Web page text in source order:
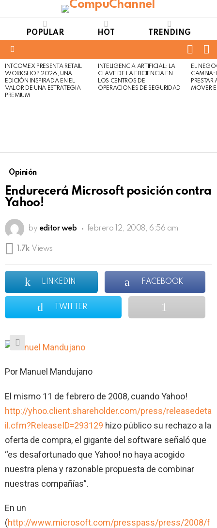
POPULAR HOT TRENDING
LATEST
STORIES
INTCOMEX PRESENTA RETAIL
WORKSHOP 2026, UNA
EDICIÓN INSPIRADA EN EL
VALOR DE UNA ESTRATEGIA
PREMIUM
INTELIGENCIA ARTIFICIAL: LA
CLAVE DE LA EFICIENCIA EN
LOS CENTROS DE
OPERACIONES DE SEGURIDAD
EL
CAMBIA:
MOVER
Opinión
Endurecerá Microsoft posición contra
Yahoo!
by editor web febrero 12, 2008, 6:56 am
1.7k Views
LINKEDIN FACEBOOK
TWITTER
Por Manuel Mandujano
El mismo 11 de febrero de 2008, cuando Yahoo!
http://yhoo.client.shareholder.com/press/releasedeta
il.cfm?ReleaseID=293129 hizo público su rechazo a la
oferta de compra, el gigante del software señaló que
“es desafortunado que Yahoo! no haya acogido
nuestra plena y razonable propuesta de combinar
nuestras compañías”.
En un
(http://www.microsoft.com/presspass/press/2008/f